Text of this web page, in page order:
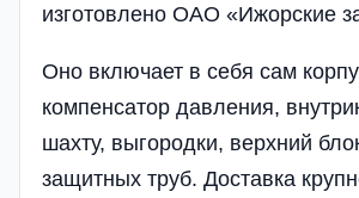
изготовлено ОАО «Ижорские
Оно включает в себя сам
компенсатор давления,
шахту, выгородки, верхний
защитных труб. Доставка